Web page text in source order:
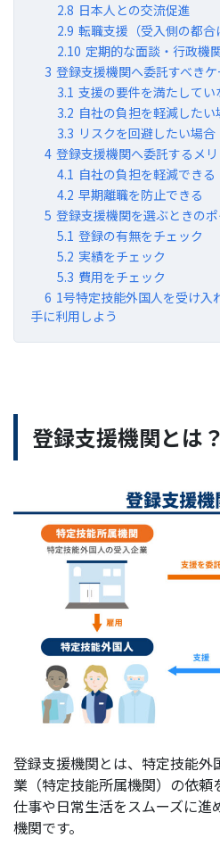
2.8 日本人との交流促進
2.9 転職支援（受入側の都合
2.10 定期的な面談・行政機
3 登録支援機関へ委託すべきケ
3.1 支援の要件を満たしてい
3.2 自社の負担を軽減したい
3.3 リスクを回避したい場合
4 登録支援機関へ委託するメリ
4.1 自社の負担を軽減できる
4.2 早期離職を防止できる
5 登録支援機関を選ぶときの
5.1 登録の有無をチェック
5.2 実績をチェック
5.3 費用をチェック
6 1号特定技能外国人を受け入
手に利用しよう
登録支援機関とは？
登録支援機関とは、特定技能
業（特定技能所属機関）の依頼
仕事や日常生活をスムーズに進
機関です。